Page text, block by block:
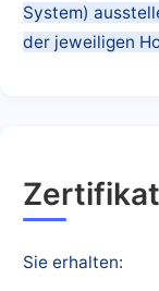
System)
der jeweiligen
Sie erhalten: